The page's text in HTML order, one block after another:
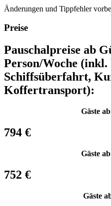
Änderungen und Tippfehler
Preise
Pauschalpreise ab
Person/Woche (inkl.
Schiffsüberfahrt,
Koffertransport):
Gäste
794 €
Gäste
752 €
Gäste